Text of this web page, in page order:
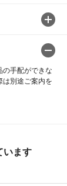
手配ができな
は別途ご案内を
います